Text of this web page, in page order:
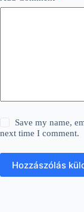
Save my name,
next time I comment.
Hozzászólás